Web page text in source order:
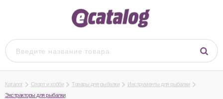
Каталог Спорт и хобби Товары для рыбалки
Инструменты для рыбалки
Экстракторы для рыбалки